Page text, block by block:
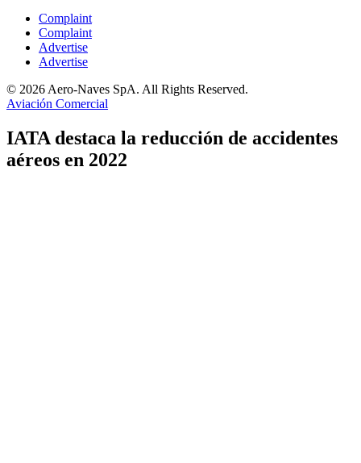
Complaint
Complaint
Advertise
Advertise
© 2026 Aero-Naves SpA. All Rights Reserved.
Aviación Comercial
IATA destaca la reducción de accidentes
aéreos en 2022